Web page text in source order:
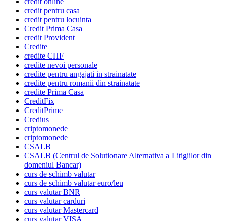
credit pentru casa
credit pentru locuinta
Credit Prima Casa
credit Provident
Credite
credite CHF
credite nevoi personale
credite pentru angajati in strainatate
credite pentru romanii din strainatate
credite Prima Casa
CreditFix
CreditPrime
Credius
criptomonede
criptomonede
CSALB
CSALB (Centrul de Solutionare Alternativa a Litigiilor din
domeniul Bancar)
curs de schimb valutar
curs de schimb valutar euro/leu
curs valutar BNR
curs valutar carduri
curs valutar Mastercard
curs valutar VISA